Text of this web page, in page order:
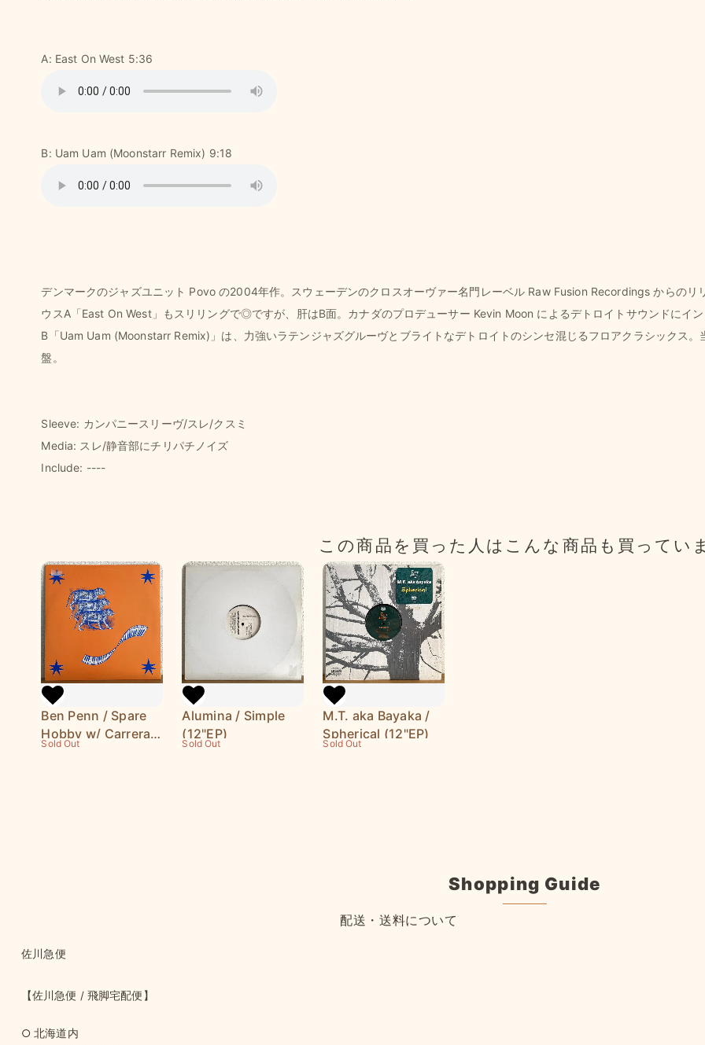
A: East On West 5:36
B: Uam Uam (Moonstarr Remix) 9:18
デンマークのジャズユニット Povo の2004年作。スウェーデンのクロスオーヴァー名門レーベル Raw Fusion Recordings からの
ウスA「East On West」もスリリングで◎ですが、肝はB面。カナダのプロデューサー Kevin Moon によるデトロイトサウンドにイ
B「Uam Uam (Moonstarr Remix)」は、力強いラテンジャズグルーヴとブライトなデトロイトのシンセ混じるフロアクラシックス
盤。
Sleeve: カンパニースリーヴ/スレ/クスミ
Media: スレ/静音部にチリパチノイズ
Include: ----
この商品を買った人は こんな商品も買ってい
Ben Penn / Spare
Hobby w/ Carrera
(12"EP)
Sold Out
Alumina / Simple
(12"EP)
Sold Out
M.T. aka Bayaka /
Spherical (12"EP)
Sold Out
Shopping Guide
配送・送料について
佐川急便
【佐川急便 / 飛脚宅配便】
○ 北海道内